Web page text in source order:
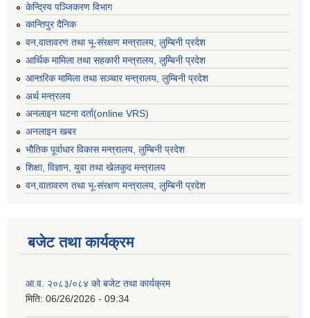
केन्द्रिय पञ्जिकरण विभाग
कान्तिपुर दैनिक
वन,वातावरण तथा भू-संरक्षण मन्त्रालय, लुम्बिनी प्रदेश
आर्थिक मामिला तथा सहकारी मन्त्रालय, लुम्बिनी प्रदेश
आन्तरिक मामिला तथा सञ्चार मन्त्रालय, लुम्बिनी प्रदेश
अर्थ मन्त्रलय
अनलाइन घटना दर्ता(online VRS)
अनलाइन खबर
भौतिक पूर्वाधार विकास मन्त्रालय, लुम्बिनी प्रदेश
शिक्षा, विज्ञान, युवा तथा खेलकुद मन्‍‍त्रालय
वन,वातावरण तथा भू-संरक्षण मन्त्रालय, लुम्बिनी प्रदेश
बजेट तथा कार्यक्रम
आ.व. २०८३/०८४ को बजेट तथा कार्यक्रम
मिति: 06/26/2026 - 09:34